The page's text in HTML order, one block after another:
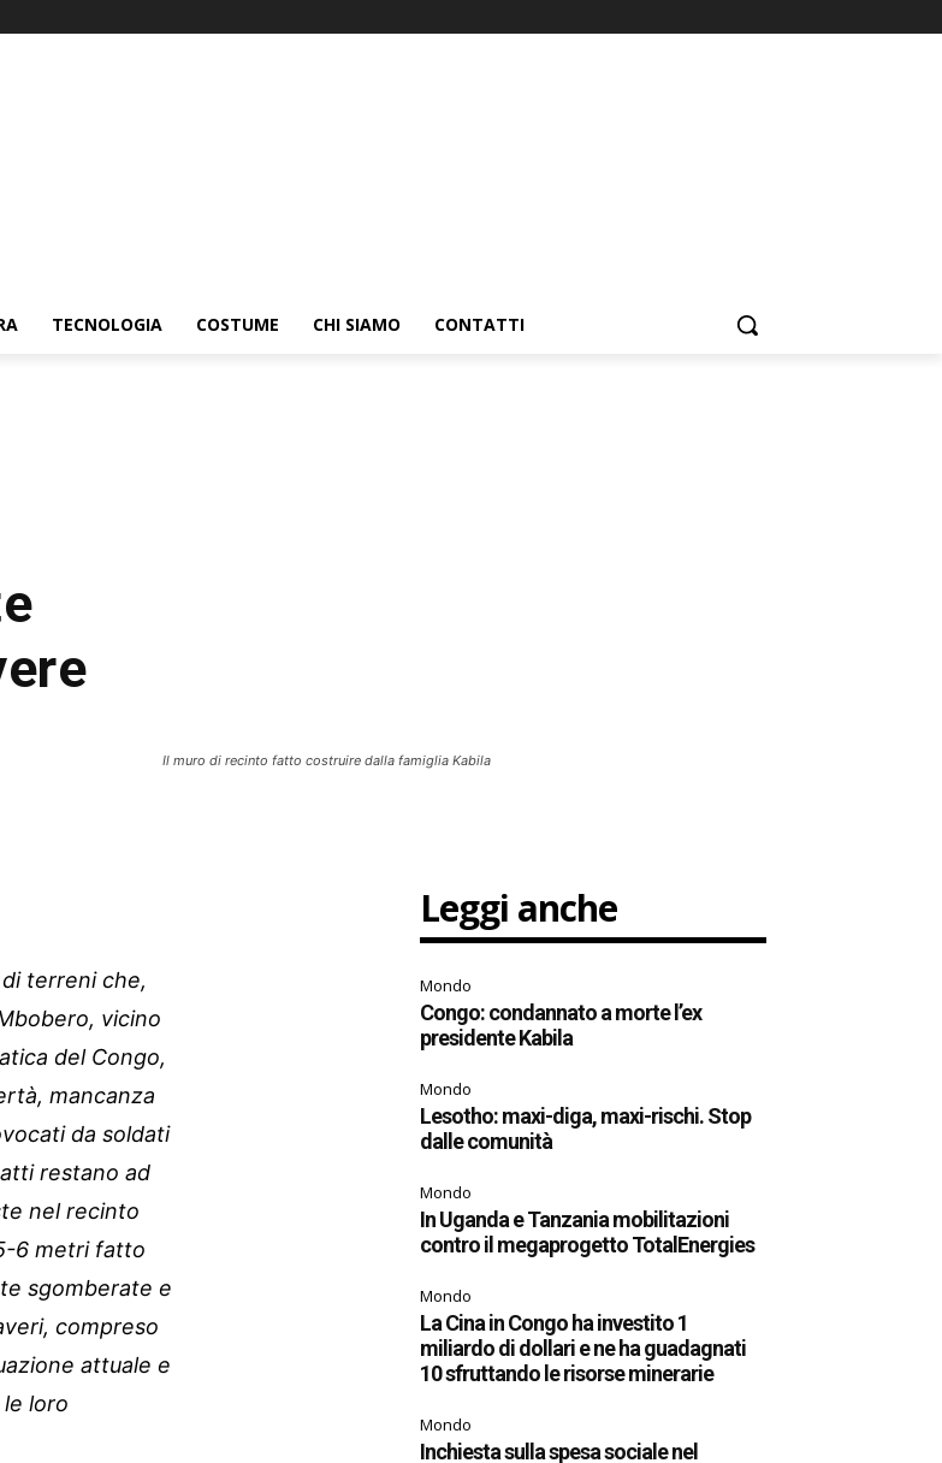
TECNOLOGIA COSTUME CHI SIAMO CONTATTI
Il muro di recinto fatto costruire dalla famiglia Kabila
terreni che,
vicino
del Congo,
mancanza
da soldati
restano ad
nel recinto
6 metri fatto
sgomberate e
compreso
attuale e
loro
Leggi anche
Mondo
Congo: condannato a morte l’ex
presidente Kabila
Mondo
Lesotho: maxi-diga, maxi-rischi. Stop
dalle comunità
Mondo
In Uganda e Tanzania mobilitazioni
contro il megaprogetto TotalEnergies
Mondo
La Cina in Congo ha investito 1
miliardo di dollari e ne ha guadagnati
10 sfruttando le risorse minerarie
Mondo
Inchiesta sulla spesa sociale nel